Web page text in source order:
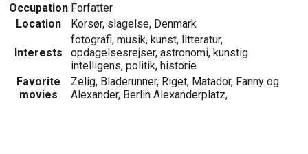
Occupation Forfatter
Location
Korsør, slagelse, Denmark
Interests
fotografi, musik, kunst, litteratur,
opdagelsesrejser, astronomi, kunstig
intelligens, politik, historie.
Favorite
movies
Zelig, Bladerunner, Riget, Matador, Fanny og
Alexander, Berlin Alexanderplatz,